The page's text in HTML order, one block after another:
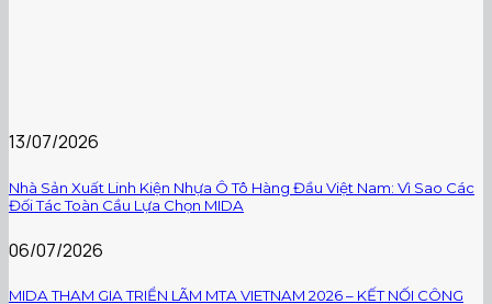
13/07/2026
Nhà Sản Xuất Linh Kiện Nhựa Ô Tô Hàng Đầu Việt Nam: Vì Sao Các
Đối Tác Toàn Cầu Lựa Chọn MIDA
06/07/2026
MIDA THAM GIA TRIỂN LÃM MTA VIETNAM 2026 – KẾT NỐI CÔNG